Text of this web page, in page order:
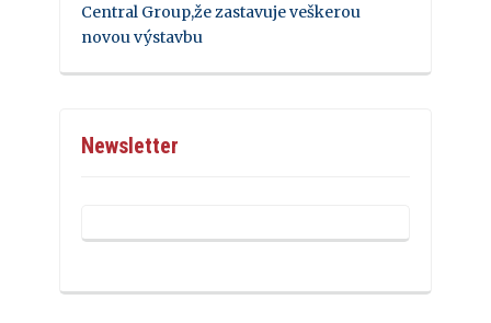
Central Group,že zastavuje veškerou
novou výstavbu
Newsletter